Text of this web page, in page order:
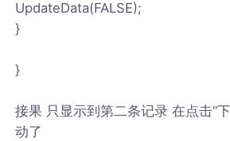
UpdateData(FALSE);
}
}
接果 只显示到第二条记录 在点击“
动了